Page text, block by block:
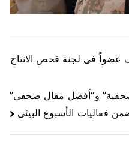
عضواً فى لجنة فحص الانتاج
و“أفضل مقال صحفى”
فعاليات الأسبوع البيئى